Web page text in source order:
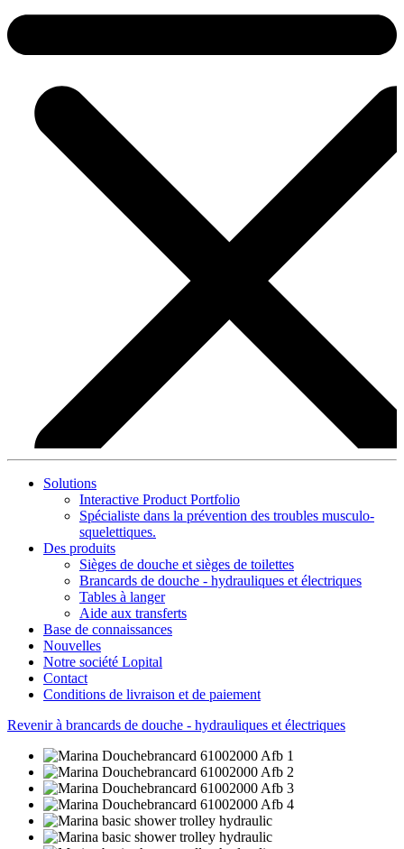
Solutions
Interactive Product Portfolio
Spécialiste dans la prévention des troubles musculo-
squelettiques.
Des produits
Sièges de douche et sièges de toilettes
Brancards de douche - hydrauliques et électriques
Tables à langer
Aide aux transferts
Base de connaissances
Nouvelles
Notre société Lopital
Contact
Conditions de livraison et de paiement
Revenir à brancards de douche - hydrauliques et électriques